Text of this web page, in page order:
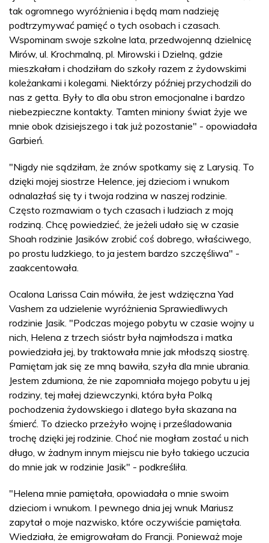
tak ogromnego wyróżnienia i będą mam nadzieję
podtrzymywać pamięć o tych osobach i czasach.
Wspominam swoje szkolne lata, przedwojenną dzielnicę
Mirów, ul. Krochmalną, pl. Mirowski i Dzielną, gdzie
mieszkałam i chodziłam do szkoły razem z żydowskimi
koleżankami i kolegami. Niektórzy później przychodzili do
nas z getta. Były to dla obu stron emocjonalne i bardzo
niebezpieczne kontakty. Tamten miniony świat żyje we
mnie obok dzisiejszego i tak już pozostanie" - opowiadała
Garbień.
"Nigdy nie sądziłam, że znów spotkamy się z Larysią. To
dzięki mojej siostrze Helence, jej dzieciom i wnukom
odnalazłaś się ty i twoja rodzina w naszej rodzinie.
Często rozmawiam o tych czasach i ludziach z moją
rodziną. Chcę powiedzieć, że jeżeli udało się w czasie
Shoah rodzinie Jasików zrobić coś dobrego, właściwego,
po prostu ludzkiego, to ja jestem bardzo szczęśliwa" -
zaakcentowała.
Ocalona Larissa Cain mówiła, że jest wdzięczna Yad
Vashem za udzielenie wyróżnienia Sprawiedliwych
rodzinie Jasik. "Podczas mojego pobytu w czasie wojny u
nich, Helena z trzech sióstr była najmłodsza i matka
powiedziała jej, by traktowała mnie jak młodszą siostrę.
Pamiętam jak się ze mną bawiła, szyła dla mnie ubrania.
Jestem zdumiona, że nie zapomniała mojego pobytu u jej
rodziny, tej małej dziewczynki, która była Polką
pochodzenia żydowskiego i dlatego była skazana na
śmierć. To dziecko przeżyło wojnę i prześladowania
trochę dzięki jej rodzinie. Choć nie mogłam zostać u nich
długo, w żadnym innym miejscu nie było takiego uczucia
do mnie jak w rodzinie Jasik" - podkreśliła.
"Helena mnie pamiętała, opowiadała o mnie swoim
dzieciom i wnukom. I pewnego dnia jej wnuk Mariusz
zapytał o moje nazwisko, które oczywiście pamiętała.
Wiedziała, że emigrowałam do Francji. Ponieważ moje